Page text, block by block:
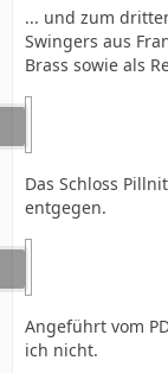
... und zum
Swingers aus
Brass sowie als
Das Schloss
entgegen.
Angeführt vom
ich nicht.